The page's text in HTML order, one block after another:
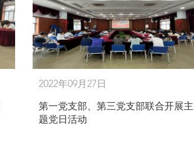
2022年09月27日
第一党支部、第三党支部联合开展主
题党日活动